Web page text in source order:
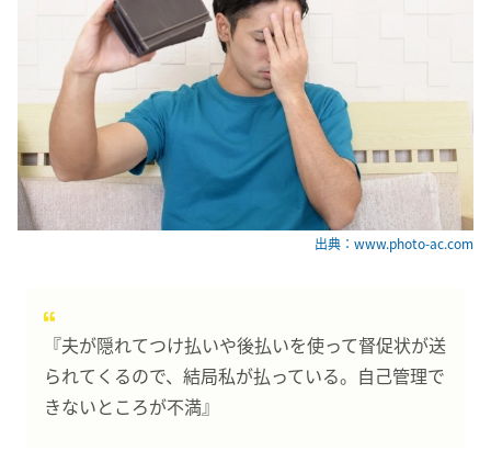
出典：www.photo-ac.com
『夫が隠れてつけ払いや後払いを使って督促状が送
られてくるので、結局私が払っている。自己管理で
きないところが不満』